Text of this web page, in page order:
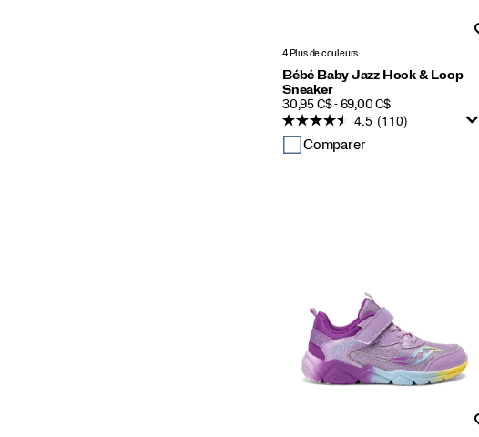
4 Plus de couleurs
Bébé Baby Jazz Hook & Loop
Sneaker
PRICE
30,95 C$ - 69,00 C$
4.5 (110)
Comparer